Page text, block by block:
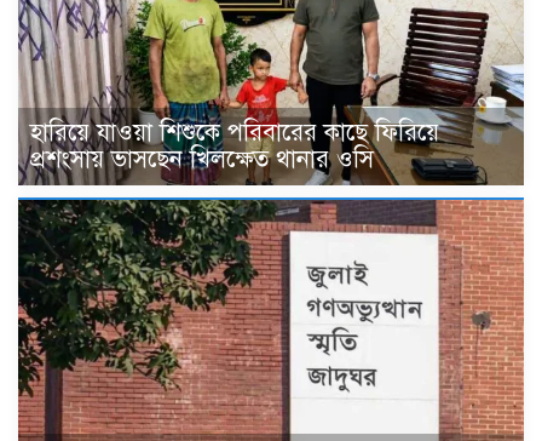
হারিয়ে যাওয়া শিশুকে পরিবারের কাছে ফিরিয়ে
প্রশংসায় ভাসছেন খিলক্ষেত থানার ওসি